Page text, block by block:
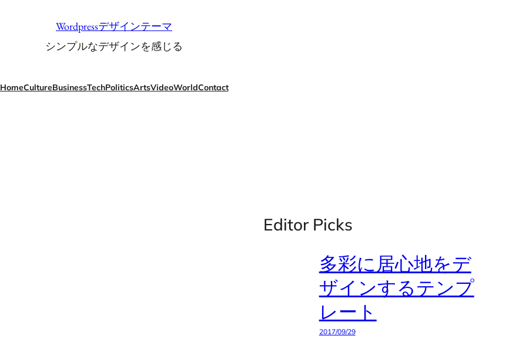
Wordpressデザインテーマ
シンプルなデザインを感じる
HomeCultureBusinessTechPoliticsArtsVideoWorldContact
Editor Picks
多彩に居心地をデ
ザインするテンプ
レート
2017/09/29